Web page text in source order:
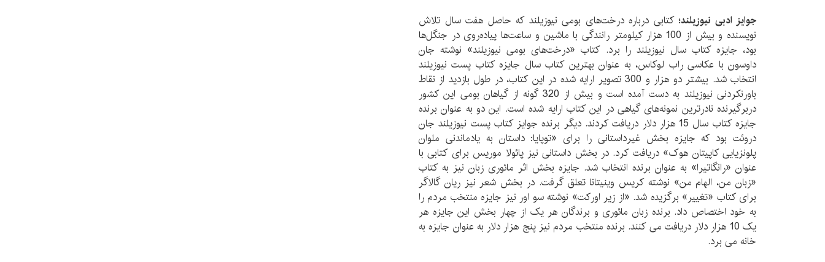
جوایز ادبی نیوزیلند؛ کتابی درباره درخت‌های بومی نیوزیلند که حاصل هفت سال تلاش
نویسنده و بیش از 100 هزار کیلومتر رانندگی با ماشین و ساعت‌ها پیاده‌روی در جنگل‌ها
بود، جایزه کتاب سال نیوزیلند را برد. کتاب «درخت‌های بومی نیوزیلند» نوشته جان
داوسون با عکاسی راب لوکاس، به عنوان بهترین کتاب سال جایزه کتاب پست نیوزیلند
انتخاب شد. بیشتر دو هزار و 300 تصویر ارایه شده در این کتاب، در طول بازدید از نقاط
باورنکردنی نیوزیلند به دست آمده است و بیش از 320 گونه از گیاهان بومی این کشور
دربرگیرنده نادرترین نمونه‌های گیاهی در این کتاب ارایه شده است. این دو به عنوان برنده
جایزه کتاب سال 15 هزار دلار دریافت کردند. دیگر برنده جوایز کتاب پست نیوزیلند جان
دروئت بود که جایزه بخش غیرداستانی را برای «توپایا: داستان به یادماندنی ملوان
پلونزیایی کاپیتان هوک» دریافت کرد. در بخش داستانی نیز پائولا موریس برای کتابی با
عنوان «رانگاتیرا» به عنوان برنده انتخاب شد. جایزه بخش اثر مائوری زبان نیز به کتاب
«زبان من، الهام من» نوشته کریس وینیتانا تعلق گرفت. در بخش شعر نیز ریان گالاگر
برای کتاب «تغییر» برگزیده شد. «از زیر اورکت» نوشته سو اور نیز جایزه منتخب مردم را
به خود اختصاص داد. برنده زبان مائوری و برندگان هر یک از چهار بخش این جایزه هر
یک 10 هزار دلار دریافت می کنند. برنده منتخب مردم نیز پنج هزار دلار به عنوان جایزه به
خانه می برد.